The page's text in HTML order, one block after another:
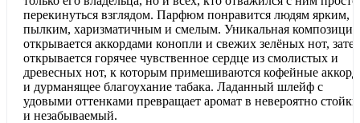
перекинуться взглядом. Парфюм понравится людям ярким,
пылким, харизматичным и смелым. Уникальная композиция
открывается аккордами конопли и свежих зелёных нот,
открывается горячее чувственное сердце из смолистых и
древесных нот, к которым примешиваются кофейные
и дурманящее благоухание табака. Ладанный шлейф с
удовыми оттенками превращает аромат в невероятно
и незабываемый.